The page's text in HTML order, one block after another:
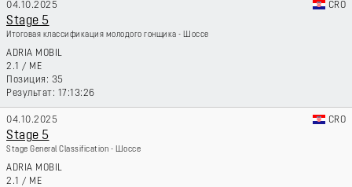
04.10.2025 CRO
Stage 5
Итоговая классификация молодого гонщика - Шоссе
ADRIA MOBIL
2.1 / ME
35
17:13:26
04.10.2025 CRO
Stage 5
Stage General Classification - Шоссе
ADRIA MOBIL
2.1 / ME